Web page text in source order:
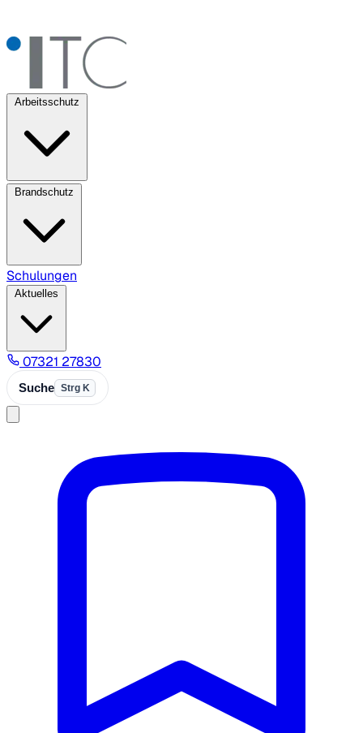
Arbeitsschutz
Brandschutz
Schulungen
Aktuelles
07321 27830
Suche Strg K